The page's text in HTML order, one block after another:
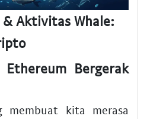
Aktivitas Whale:
Ethereum Bergerak
membuat kita merasa